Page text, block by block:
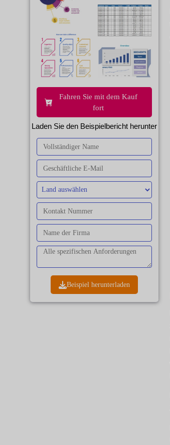
Fahren Sie mit dem Kauf
fort
Laden Sie den Beispielbericht herunter
Beispiel herunterladen